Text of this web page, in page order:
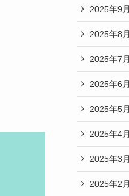
2025年9月
2025年8月
2025年7月
2025年6月
2025年5月
2025年4月
2025年3月
2025年2月